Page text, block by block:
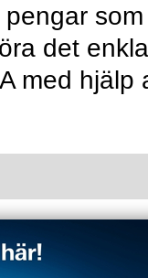
som
det
med hjälp